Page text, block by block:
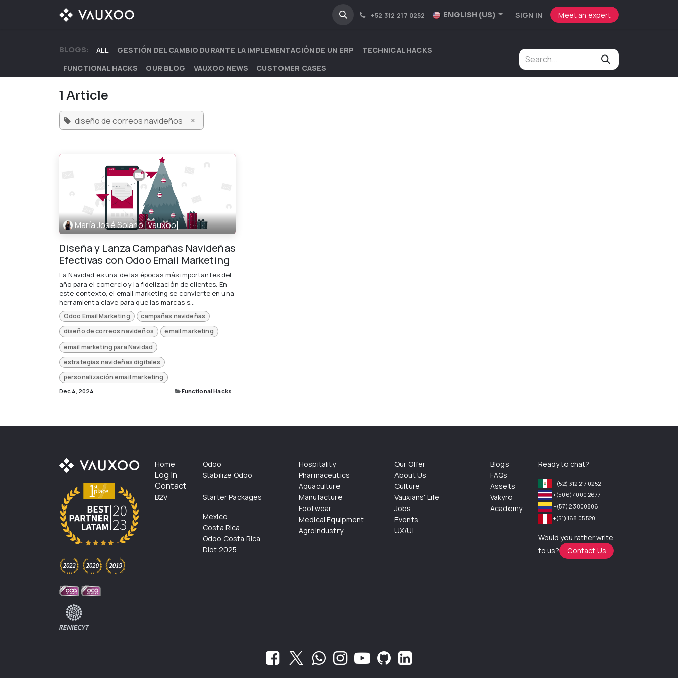
Skip to Content
+52 312 217 0252 ENGLISH (US) SIGN IN Meet an expert
BLOGS: ALL GESTIÓN DEL CAMBIO DURANTE LA IMPLEMENTACIÓN DE UN ERP
TECHNICAL HACKS
FUNCTIONAL HACKS
OUR BLOG VAUXOO NEWS CUSTOMER CASES
1 Article
diseño de correos navideños ×
María José Solano [Vauxoo]
Diseña y Lanza Campañas Navideñas
Efectivas con Odoo Email Marketing
La Navidad es una de las épocas más importantes del
año para el comercio y la fidelización de clientes. En
este contexto, el email marketing se convierte en una
herramienta clave para que las marcas s...
Odoo Email Marketing
campañas navideñas
diseño de correos navideños
email marketing
email marketing para Navidad
estrategias navideñas digitales
personalización email marketing
Dec 4, 2024 Functional Hacks
Home
Log In
Contact
B2V
Odoo
Stabilize Odoo
Starter Packages
Mexico
Costa Rica
Odoo Costa Rica
Diot 2025
Hospitality
Pharmaceutics
Aquaculture
Manufacture
Footwear
Medical Equipment
Agroindustry
Our Offer
About Us
Culture
Vauxians' Life
Jobs
Events
UX/UI
Blogs
FAQs
Assets
Vakyro
Academy
Ready to chat?
+(52) 312 217 0252
+(506) 4000 2677
+(57) 2 3800806
+(51) 168 05 520
Would you rather write
to us?
Contact Us